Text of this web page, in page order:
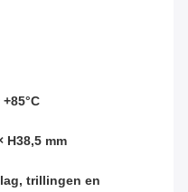
H38,5 mm
trillingen en